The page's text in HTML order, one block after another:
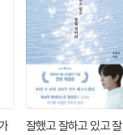
잘했고 잘하고 있고 잘